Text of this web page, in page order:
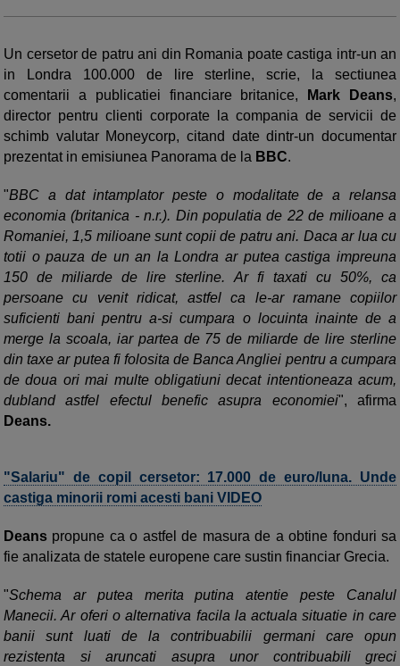
Un cersetor de patru ani din Romania poate castiga intr-un an
in Londra 100.000 de lire sterline, scrie, la sectiunea
comentarii a publicatiei financiare britanice,
Mark Deans,
director pentru clienti corporate la compania de servicii de
schimb valutar Moneycorp, citand date dintr-un documentar
prezentat in emisiunea Panorama de la BBC.
"BBC a dat intamplator peste o modalitate de a relansa
economia (britanica - n.r.). Din populatia de 22 de milioane a
Romaniei, 1,5 milioane sunt copii de patru ani. Daca ar lua cu
totii o pauza de un an la Londra ar putea castiga impreuna
150 de miliarde de lire sterline. Ar fi taxati cu 50%, ca
persoane cu venit ridicat, astfel ca le-ar ramane copiilor
suficienti bani pentru a-si cumpara o locuinta inainte de a
merge la scoala, iar partea de 75 de miliarde de lire sterline
din taxe ar putea fi folosita de Banca Angliei pentru a cumpara
de doua ori mai multe obligatiuni decat intentioneaza acum,
dubland astfel efectul benefic asupra economiei", afirma
Deans.
"Salariu" de copil cersetor: 17.000 de euro/luna. Unde
castiga minorii romi acesti bani VIDEO
Deans propune ca o astfel de masura de a obtine fonduri sa
fie analizata de statele europene care sustin financiar Grecia.
"Schema ar putea merita putina atentie peste Canalul
Manecii. Ar oferi o alternativa facila la actuala situatie in care
banii sunt luati de la contribuabilii germani care opun
rezistenta si aruncati asupra unor contribuabili greci